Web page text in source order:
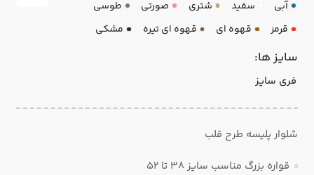
آبی سفید شتری صورتی
طوسی
قرمز
قهوه ای قهوه ای تیره مشکی
سایز ها:
فری سایز
شلوار پلیسه طرح قلب
قواره بزرگ مناسب سایز ۳۸ تا ۵۲